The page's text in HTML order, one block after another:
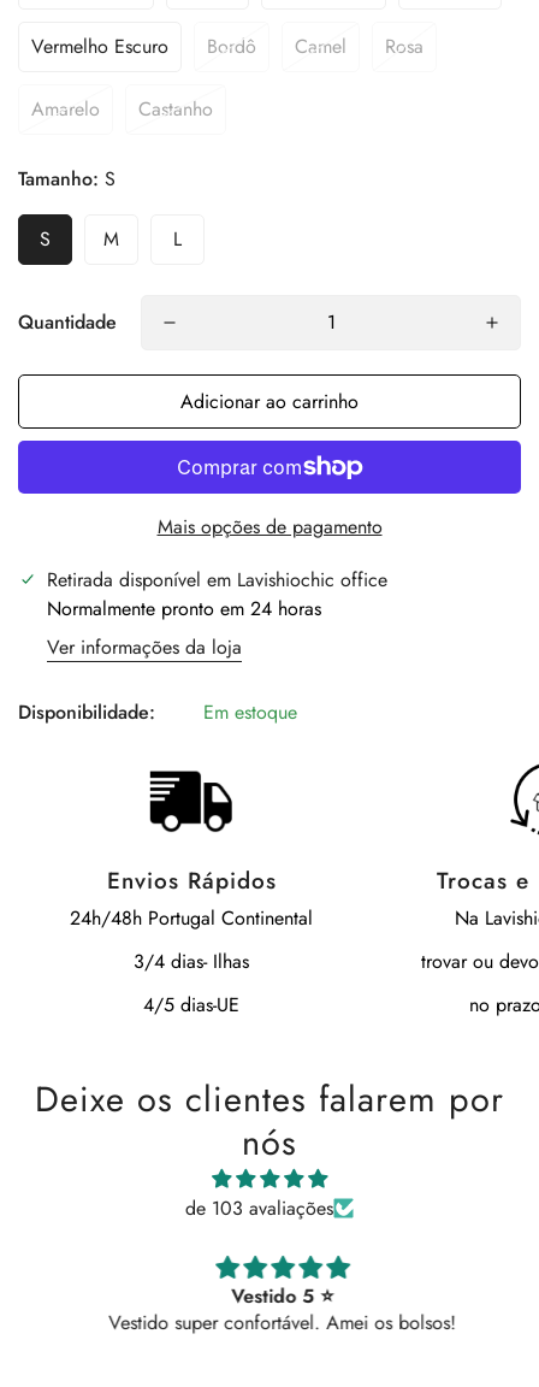
Vermelho Escuro Bordô Camel Rosa
Amarelo Castanho
Tamanho: S
S M L
Quantidade
Adicionar ao carrinho
Mais opções de pagamento
Retirada disponível em Lavishiochic office
Normalmente pronto em 24 horas
Ver informações da loja
Disponibilidade: Em estoque
Envios Rápidos
24h/48h Portugal Continental
3/4 dias- Ilhas
4/5 dias-UE
Trocas
Na
trovar ou
no
Deixe os clientes falarem por
nós
de 103 avaliações
Vestido 5 ⭐
Vestido super confortável. Amei os bolsos!